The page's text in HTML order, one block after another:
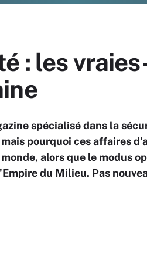
: les
spécialisé dans la
pourquoi ces affaires
alors que le modus
du Milieu. Pas